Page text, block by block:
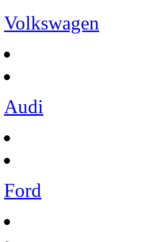
Volkswagen
Audi
Ford